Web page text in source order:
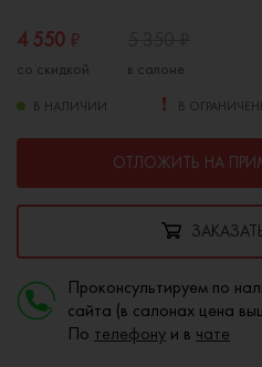
4 550 ₽
со скидкой в салоне
В НАЛИЧИИ В
ОТЛОЖИТЬ НА
Проконсультируем по
сайта (в салонах цена
По телефону и в чате